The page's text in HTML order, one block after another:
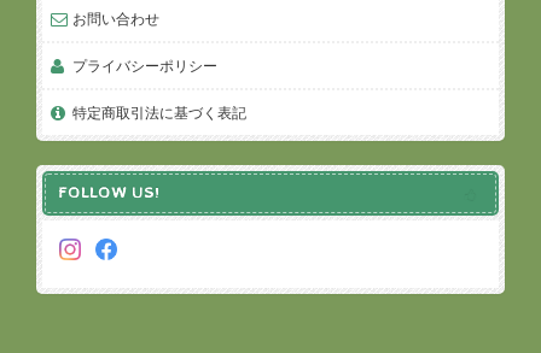
お問い合わせ
プライバシーポリシー
特定商取引法に基づく表記
FOLLOW US!